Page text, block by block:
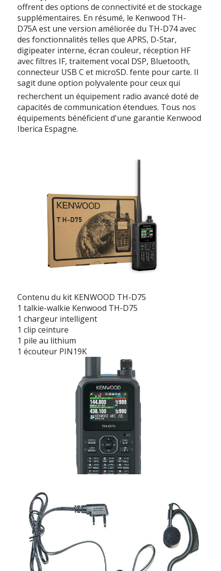
offrent des options de connectivité et de stockage
supplémentaires. En résumé, le Kenwood TH-
D75A est une version améliorée du TH-D74 avec
des fonctionnalités telles que APRS, D-Star,
digipeater interne, écran couleur, réception HF
avec filtres IF, traitement vocal DSP, Bluetooth,
connecteur USB C et microSD. fente pour carte. Il
sagit dune option polyvalente pour ceux qui
recherchent un équipement radio avancé doté de
capacités de communication étendues. Tous nos
équipements bénéficient d'une garantie Kenwood
Iberica Espagne.
Contenu du kit KENWOOD TH-D75
1 talkie-walkie Kenwood TH-D75
1 chargeur intelligent
1 clip ceinture
1 pile au lithium
1 écouteur PIN19K